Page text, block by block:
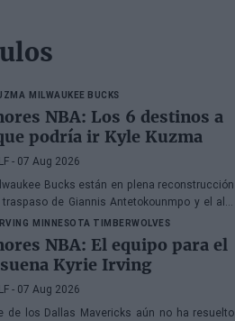
MILWAUKEE BUCKS
NBA: Los 6 destinos a
podría ir Kyle Kuzma
- 07 Aug 2026
Bucks están en plena reconstrucción
de Giannis Antetokounmpo y el ala-
ser el siguiente
MINNESOTA TIMBERWOLVES
NBA: El equipo para el
Kyrie Irving
- 07 Aug 2026
de los Dallas Mavericks aún no ha resuelto